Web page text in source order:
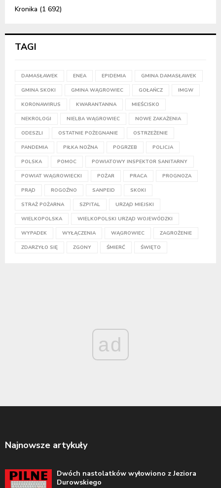
Kronika (1 692)
TAGI
DAMASŁAWEK ENEA EPIDEMIA GMINA DAMASŁAWEK
GMINA SKOKI GMINA WĄGROWIEC GOŁAŃCZ IMGW
KORONAWIRUS KWARANTANNA MIEŚCISKO
NEKROLOGI NIELBA WĄGROWIEC NOWE ZAKAŻENIA
ODESZLI OSTATNIE POŻEGNANIE OSTRZEŻENIE
PANDEMIA PIŁKA NOŻNA POGRZEB POLICJA
POLSKA POMOC POWIATOWY INSPEKTOR SANITARNY
POWIAT WĄGROWIECKI POŻAR PRACA PROGNOZA
PRĄD ROGOŹNO SANPEID SKOKI
STRAŻ POŻARNA SZPITAL URZĄD MIEJSKI
WIELKOPOLSKA WIELKOPOLSKI URZĄD WOJEWÓDZKI
WYPADEK WYŁĄCZENIA WĄGROWIEC ZAGROŻENIE
ZDARZYŁO SIĘ ZGONY ŚMIERĆ ŚWIĘTO
ad
Najnowsze artykuły
Dwóch nastolatków wyłowiono z Jeziora
Durowskiego